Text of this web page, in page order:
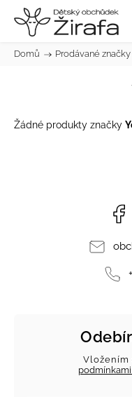
Domů / Prodávané značky
Žádné produkty značky
Vložením